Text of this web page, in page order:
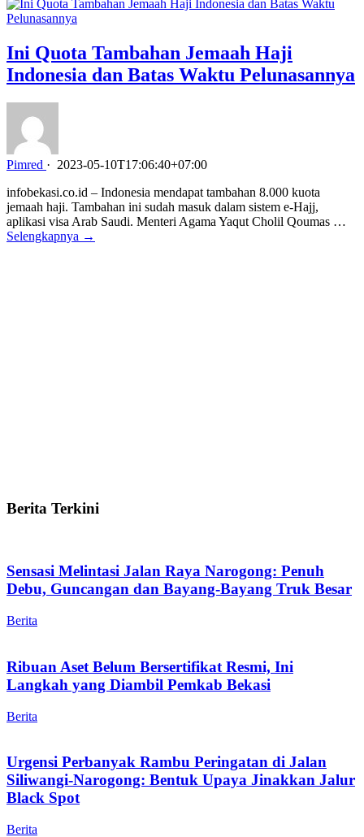
Ini Quota Tambahan Jemaah Haji
Indonesia dan Batas Waktu Pelunasannya
Pimred · 2023-05-10T17:06:40+07:00
infobekasi.co.id – Indonesia mendapat tambahan 8.000 kuota
jemaah haji. Tambahan ini sudah masuk dalam sistem e-Hajj,
aplikasi visa Arab Saudi. Menteri Agama Yaqut Cholil Qoumas …
Selengkapnya →
Berita Terkini
Sensasi Melintasi Jalan Raya Narogong: Penuh
Debu, Guncangan dan Bayang-Bayang Truk Besar
Berita
Ribuan Aset Belum Bersertifikat Resmi, Ini
Langkah yang Diambil Pemkab Bekasi
Berita
Urgensi Perbanyak Rambu Peringatan di Jalan
Siliwangi-Narogong: Bentuk Upaya Jinakkan Jalur
Black Spot
Berita